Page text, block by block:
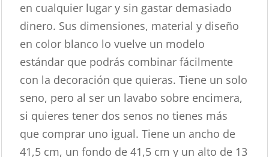
en cualquier lugar y sin gastar demasiado
dinero. Sus dimensiones, material y diseño
en color blanco lo vuelve un modelo
estándar que podrás combinar fácilmente
con la decoración que quieras. Tiene un solo
seno, pero al ser un lavabo sobre encimera,
si quieres tener dos senos no tienes más
que comprar uno igual. Tiene un ancho de
41,5 cm, un fondo de 41,5 cm y un alto de 13